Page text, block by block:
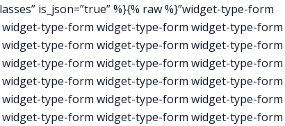
is_json=”true” %}{% raw %}”widget-type-form
type-form widget-type-form widget-type-form
type-form widget-type-form widget-type-form
type-form widget-type-form widget-type-form
type-form widget-type-form widget-type-form
type-form widget-type-form widget-type-form
type-form widget-type-form widget-type-form